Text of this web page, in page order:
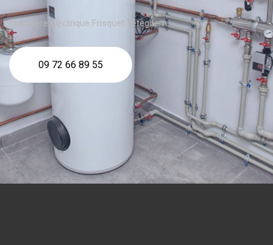
chaudière électrique Frisquet Téteghem
09 72 66 89 55